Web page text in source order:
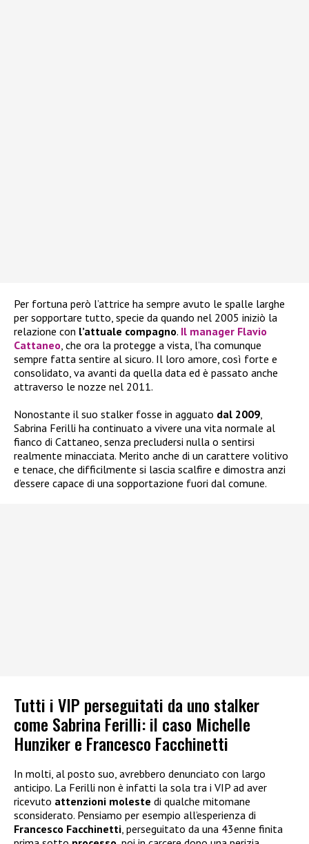
Per fortuna però l’attrice ha sempre avuto le spalle larghe
per sopportare tutto, specie da quando nel 2005 iniziò la
relazione con l’attuale compagno. Il manager Flavio
Cattaneo, che ora la protegge a vista, l’ha comunque
sempre fatta sentire al sicuro. Il loro amore, così forte e
consolidato, va avanti da quella data ed è passato anche
attraverso le nozze nel 2011.
Nonostante il suo stalker fosse in agguato dal 2009,
Sabrina Ferilli ha continuato a vivere una vita normale al
fianco di Cattaneo, senza precludersi nulla o sentirsi
realmente minacciata. Merito anche di un carattere volitivo
e tenace, che difficilmente si lascia scalfire e dimostra anzi
d’essere capace di una sopportazione fuori dal comune.
Tutti i VIP perseguitati da uno stalker
come Sabrina Ferilli: il caso Michelle
Hunziker e Francesco Facchinetti
In molti, al posto suo, avrebbero denunciato con largo
anticipo. La Ferilli non è infatti la sola tra i VIP ad aver
ricevuto attenzioni moleste di qualche mitomane
sconsiderato. Pensiamo per esempio all’esperienza di
Francesco Facchinetti , perseguitato da una 43enne finita